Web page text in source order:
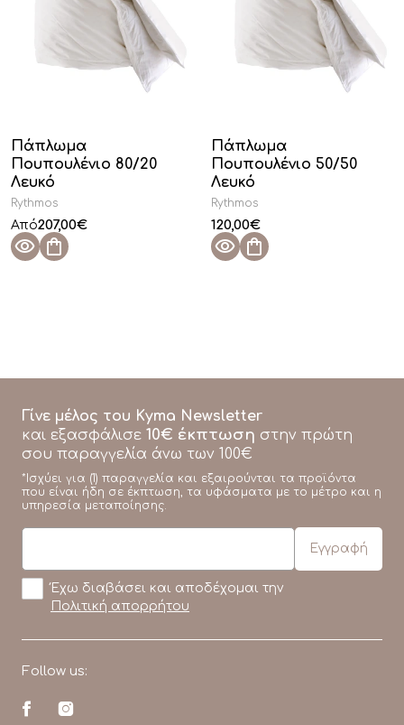
Πάπλωμα
Πουπουλένιο 80/20
Λευκό
Rythmos
Από207,00€
Πάπλωμα
Πουπουλένιο 50/50
Λευκό
Rythmos
120,00€
Γίνε μέλος του Kyma Newsletter
και εξασφάλισε 10€ έκπτωση στην πρώτη
σου παραγγελία άνω των 100€
*Ισχύει για (1) παραγγελία και εξαιρούνται τα προϊόντα
που είναι ήδη σε έκπτωση, τα υφάσματα με το μέτρο και η
υπηρεσία μεταποίησης.
Έχω διαβάσει και αποδέχομαι την
Πολιτική απορρήτου
Follow us: